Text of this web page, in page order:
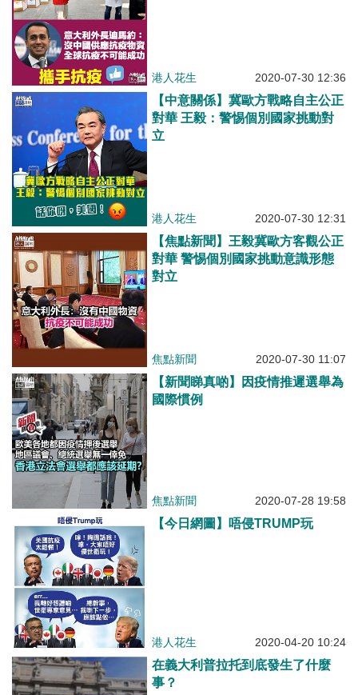
港人花生 2020-07-30 12:36
【中意關係】冀歐方戰略自主公正
對華 王毅：警惕個別國家挑動對
立
港人花生 2020-07-30 12:31
【焦點新聞】王毅冀歐方客觀公正
對華 警惕個別國家挑動意識形態
對立
焦點新聞 2020-07-30 11:07
【新聞睇真啲】因疫情推遲選舉為
國際慣例
焦點新聞 2020-07-28 19:58
【今日網圖】唔侵TRUMP玩
港人花生 2020-04-20 10:24
在義大利普拉托到底發生了什麼
事？